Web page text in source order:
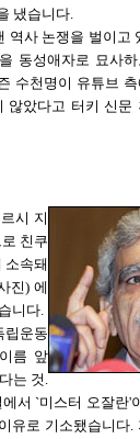
냈습니다.
역사 논쟁을 벌이고
동성애자로 묘사
수천명이 유튜브
않았다고 터키 신문
시 지
친쿠
소속돼
진) 에
니다.
운동
름 앞
는 것.
서 `미스터 오잘란'
유로 기소됐습니다.